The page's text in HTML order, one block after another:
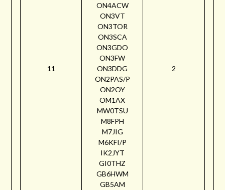
11
ON4ACW
ON3VT
ON3TOR
ON3SCA
ON3GDO
ON3FW
ON3DDG
ON2PAS/P
ON2OY
OM1AX
MW0TSU
M8FPH
M7JIG
M6KFI/P
IK2JYT
GI0THZ
GB6HWM
GB5AM
2